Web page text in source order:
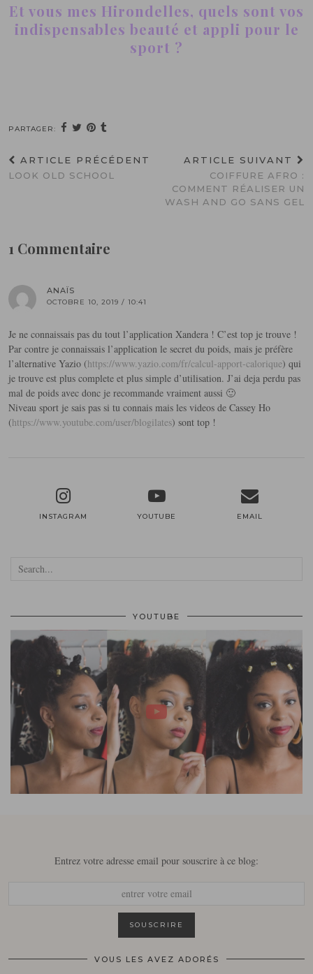
Et vous mes Hirondelles, quels sont vos
indispensables beauté et appli pour le
sport ?
PARTAGER:
ARTICLE PRÉCÉDENT
LOOK OLD SCHOOL
ARTICLE SUIVANT
COIFFURE AFRO :
COMMENT RÉALISER UN
WASH AND GO SANS GEL
1 Commentaire
ANAÏS
OCTOBRE 10, 2019 / 10:41
Je ne connaissais pas du tout l’application Xandera ! C’est top je trouve !
Par contre je connaissais l’application le secret du poids, mais je préfère
l’alternative Yazio (https://www.yazio.com/fr/calcul-apport-calorique) qui
je trouve est plus complete et plus simple d’utilisation. J’ai deja perdu pas
mal de poids avec donc je recommande vraiment aussi 🙂
Niveau sport je sais pas si tu connais mais les videos de Cassey Ho
(https://www.youtube.com/user/blogilates) sont top !
INSTAGRAM YOUTUBE EMAIL
YOUTUBE
Entrez votre adresse email pour souscrire à ce blog:
VOUS LES AVEZ ADORÉS